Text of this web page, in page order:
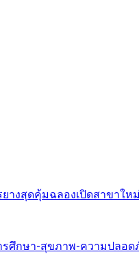
ยางสุดคุ้มฉลองเปิดสาขาใหม่
รศึกษา-สุขภาพ-ความปลอ